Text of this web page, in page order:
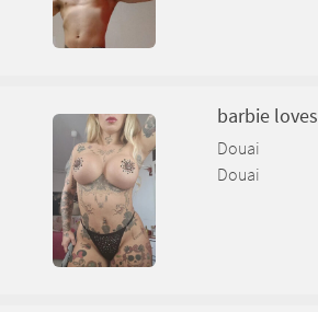
barbie loves
Douai
Douai